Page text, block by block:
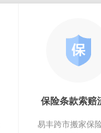
保险条款索赔
易丰跨市搬家保